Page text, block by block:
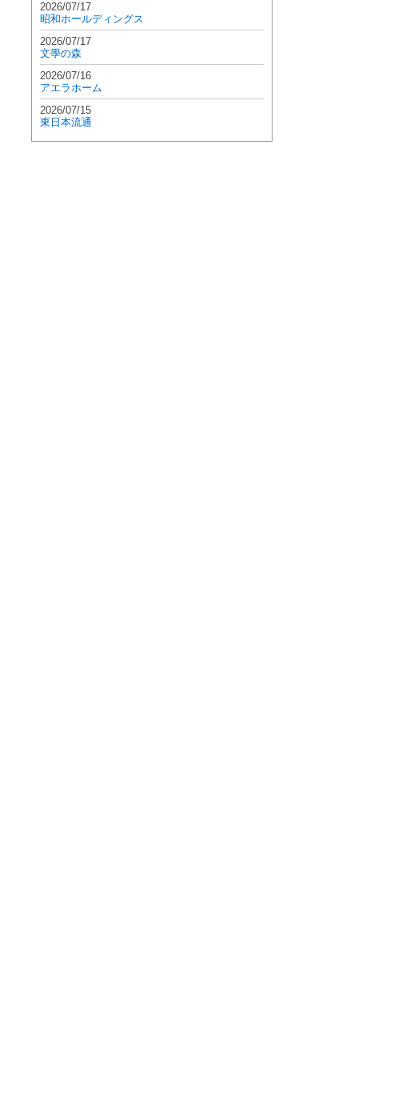
2026/07/17
昭和ホールディングス
2026/07/17
文學の森
2026/07/16
アエラホーム
2026/07/15
東日本流通